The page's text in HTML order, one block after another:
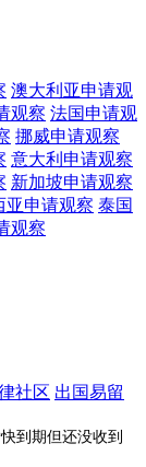
澳大利亚申请观
观察 法国申请观
挪威申请观察
意大利 申请观察
新加坡申请观察
亚申请观察 泰国
观察
社区 出国易留
到期但还没收到